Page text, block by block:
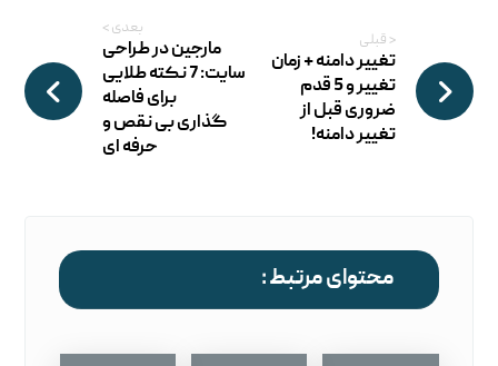
< قبلی
تغییر دامنه + زمان
تغییر و 5 قدم
ضروری قبل از
تغییر دامنه!
بعدی >
مارجین در طراحی
سایت: 7 نکته طلایی
برای فاصله
گذاری بی‌ نقص و
حرفه ‌ای
محتوای مرتبط :